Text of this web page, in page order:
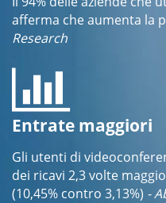
afferma che aumenta la
Research
Entrate maggiori
Gli utenti di
dei ricavi 2,3 volte
(10,45% contro 3,13%) -